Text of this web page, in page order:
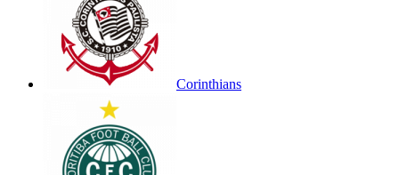
Corinthians